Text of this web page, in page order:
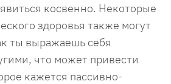
косвенно. Некоторые
здоровья также могут
ты выражаешь себя
что может привести
кажется пассивно-